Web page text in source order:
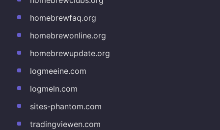
homebrewfaq.org
homebrewonline.org
homebrewupdate.org
logmeeine.com
logmeln.com
sites-phantom.com
tradingviewen.com